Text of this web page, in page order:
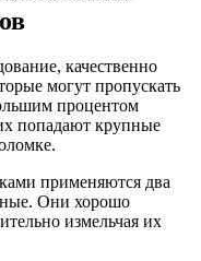
качественно
могут пропускать
процентом
попадают крупные
применяются два
Они хорошо
измельчая их